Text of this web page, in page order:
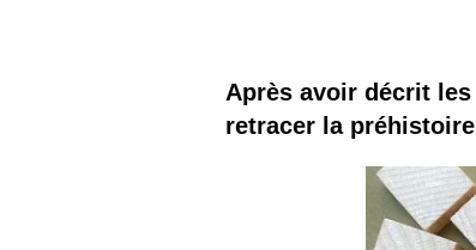
Après avoir décrit
retracer la